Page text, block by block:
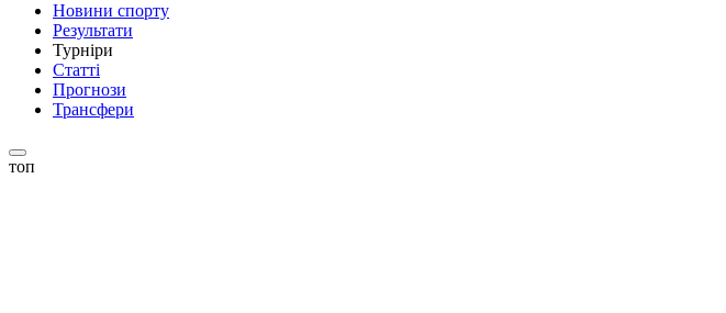
Новини спорту
Результати
Турніри
Статті
Прогнози
Трансфери
топ